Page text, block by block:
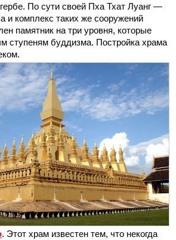
По сути своей Пха Тхат Луанг —
и комплекс таких же сооружений
памятник на три уровня, которые
ступеням буддизма. Постройка храма
. Этот храм известен тем, что некогда